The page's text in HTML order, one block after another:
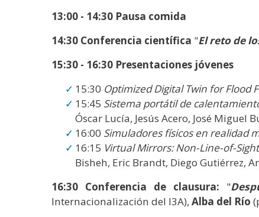
13:00 - 14:30 Pausa comida
14:30 Conferencia científica "El reto de
15:30 - 16:30 Presentaciones jóvenes
15:30 Optimized Digital Twin for Flood
15:45 Sistema portátil de
Óscar Lucía, Jesús Acero, José Miguel
16:00 Simuladores físicos en realidad
16:15 Virtual Mirrors: Non-Line-of-
Bisheh, Eric Brandt, Diego Gutiérrez,
16:30 Conferencia de clausura: "
Internacionalización del I3A), Alba del Río